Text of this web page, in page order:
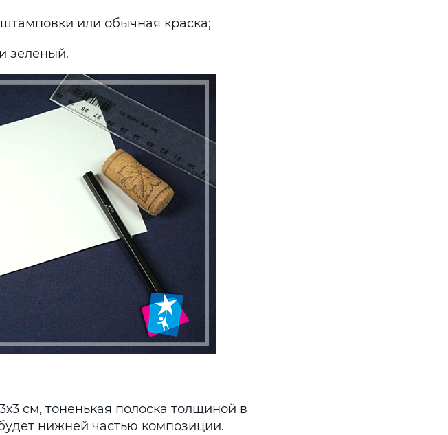
или обычная краска;
зеленый.
см, тоненькая полоска толщиной в
нижней частью композиции.